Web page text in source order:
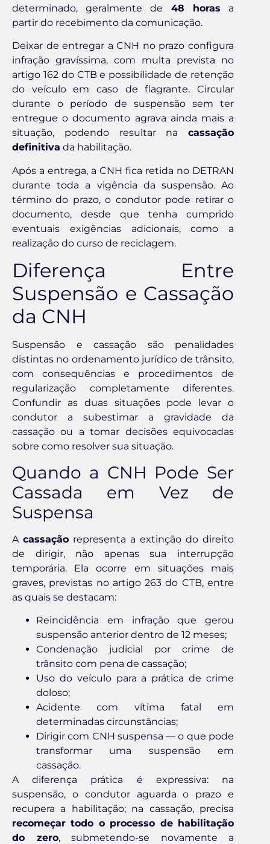
determinado, geralmente de 48 horas a
partir do recebimento da comunicação.
Deixar de entregar a CNH no prazo configura
infração gravíssima, com multa prevista no
artigo 162 do CTB e possibilidade de retenção
do veículo em caso de flagrante. Circular
durante o período de suspensão sem ter
entregue o documento agrava ainda mais a
situação, podendo resultar na cassação
definitiva da habilitação.
Após a entrega, a CNH fica retida no DETRAN
durante toda a vigência da suspensão. Ao
término do prazo, o condutor pode retirar o
documento, desde que tenha cumprido
eventuais exigências adicionais, como a
realização do curso de reciclagem.
Diferença Entre
Suspensão e Cassação
da CNH
Suspensão e cassação são penalidades
distintas no ordenamento jurídico de trânsito,
com consequências e procedimentos de
regularização completamente diferentes.
Confundir as duas situações pode levar o
condutor a subestimar a gravidade da
cassação ou a tomar decisões equivocadas
sobre como resolver sua situação.
Quando a CNH Pode Ser
Cassada em Vez de
Suspensa
A cassação representa a extinção do direito
de dirigir, não apenas sua interrupção
temporária. Ela ocorre em situações mais
graves, previstas no artigo 263 do CTB, entre
as quais se destacam:
Reincidência em infração que gerou
suspensão anterior dentro de 12 meses;
Condenação judicial por crime de
trânsito com pena de cassação;
Uso do veículo para a prática de crime
doloso;
Acidente com vítima fatal em
determinadas circunstâncias;
Dirigir com CNH suspensa — o que pode
transformar uma suspensão em
cassação.
A diferença prática é expressiva: na
suspensão, o condutor aguarda o prazo e
recupera a habilitação; na cassação, precisa
recomeçar todo o processo de habilitação
do zero, submetendo-se novamente a